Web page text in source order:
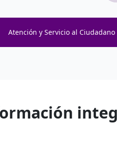
Atención y Servicio al Ciudadano